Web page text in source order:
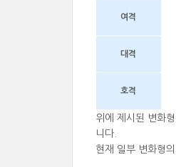
여격
대격
호격
위에 제시된 변화
니다.
현재 일부 변화형